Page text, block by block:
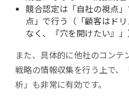
競合認定は「自社の視点
点」で行う（「顧客はド
なく、『穴を開けたい』」
また、具体的に他社のコンテ
戦略の情報収集を行う上で、
析」も非常に有効です。